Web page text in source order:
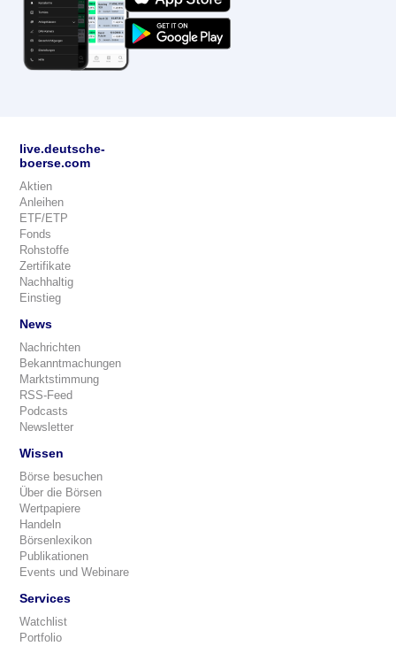
live.deutsche-
boerse.com
Aktien
Anleihen
ETF/ETP
Fonds
Rohstoffe
Zertifikate
Nachhaltig
Einstieg
News
Nachrichten
Bekanntmachungen
Marktstimmung
RSS-Feed
Podcasts
Newsletter
Wissen
Börse besuchen
Über die Börsen
Wertpapiere
Handeln
Börsenlexikon
Publikationen
Events und Webinare
Services
Watchlist
Portfolio